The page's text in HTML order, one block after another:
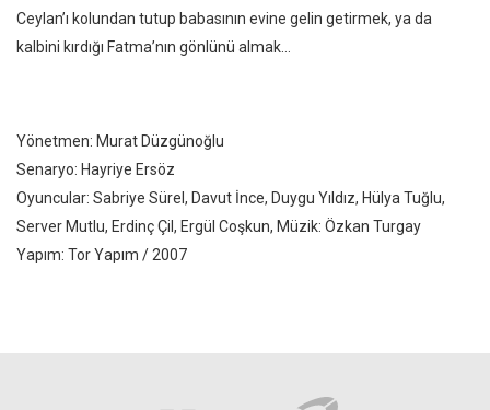
Ceylan’ı kolundan tutup babasının evine gelin getirmek, ya da
kalbini kırdığı Fatma’nın gönlünü almak…
Yönetmen: Murat Düzgünoğlu
Senaryo: Hayriye Ersöz
Oyuncular: Sabriye Sürel, Davut İnce, Duygu Yıldız, Hülya Tuğlu,
Server Mutlu, Erdinç Çil, Ergül Coşkun, Müzik: Özkan Turgay
Yapım: Tor Yapım / 2007